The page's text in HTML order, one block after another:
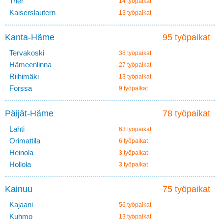
Kaiserslautern 13 työpaikat
95 työpaikat
Kanta-Häme
Tervakoski 38 työpaikat
Hämeenlinna 27 työpaikat
Riihimäki 13 työpaikat
Forssa 9 työpaikat
78 työpaikat
Päijät-Häme
Lahti 63 työpaikat
Orimattila 6 työpaikat
Heinola 3 työpaikat
Hollola 3 työpaikat
75 työpaikat
Kainuu
Kajaani 56 työpaikat
Kuhmo 13 työpaikat